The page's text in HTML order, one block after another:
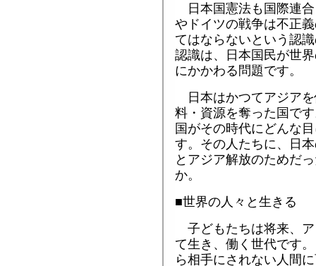
日本国憲法も国際連
やドイツの戦争は不正
てはならないという認
認識は、日本国民が世
にかかわる問題です。
日本はかつてアジア
料・資源を奪った国で
国がその時代にどんな
す。その人たちに、日
とアジア解放のためだ
か。
■世界の人々と生きる
子どもたちは将来、
て生き、働く世代です
ら相手にされない人間